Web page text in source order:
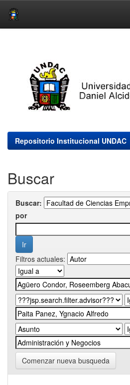
Repositorio Institucional UNDAC
Buscar
Buscar:
por
Filtros actuales:
Comenzar nueva busqueda